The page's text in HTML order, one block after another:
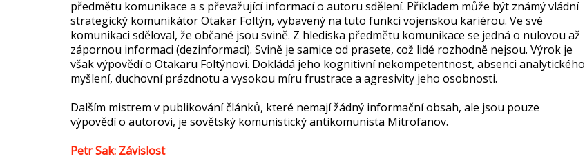
předmětu komunikace a s převažující informací o autoru sdělení. Příkladem může být známý vládní
strategický komunikátor Otakar Foltýn, vybavený na tuto funkci vojenskou kariérou. Ve své
komunikaci sděloval, že občané jsou svině. Z hlediska předmětu komunikace se jedná o nulovou až
zápornou informaci (dezinformaci). Svině je samice od prasete, což lidé rozhodně nejsou. Výrok je
však výpovědí o Otakaru Foltýnovi. Dokládá jeho kognitivní nekompetentnost, absenci analytického
myšlení, duchovní prázdnotu a vysokou míru frustrace a agresivity jeho osobnosti.
Dalším mistrem v publikování článků, které nemají žádný informační obsah, ale jsou pouze
výpovědí o autorovi, je sovětský komunistický antikomunista Mitrofanov.
Petr Sak: Závislost